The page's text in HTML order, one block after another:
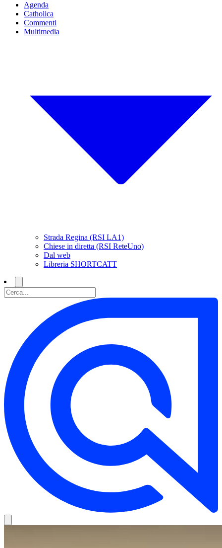
Agenda
Catholica
Commenti
Multimedia
Strada Regina (RSI LA1)
Chiese in diretta (RSI ReteUno)
Dal web
Libreria SHORTCATT